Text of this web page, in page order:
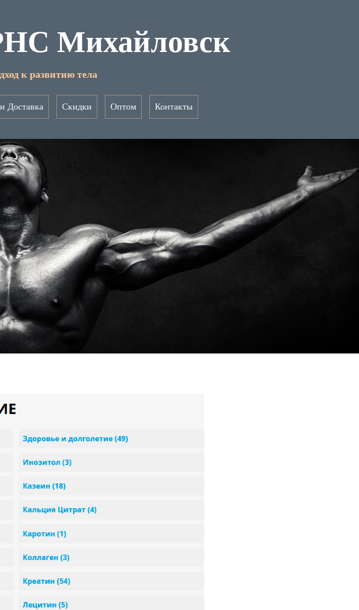
Михайловск
к развитию тела
Доставка Скидки Оптом Контакты